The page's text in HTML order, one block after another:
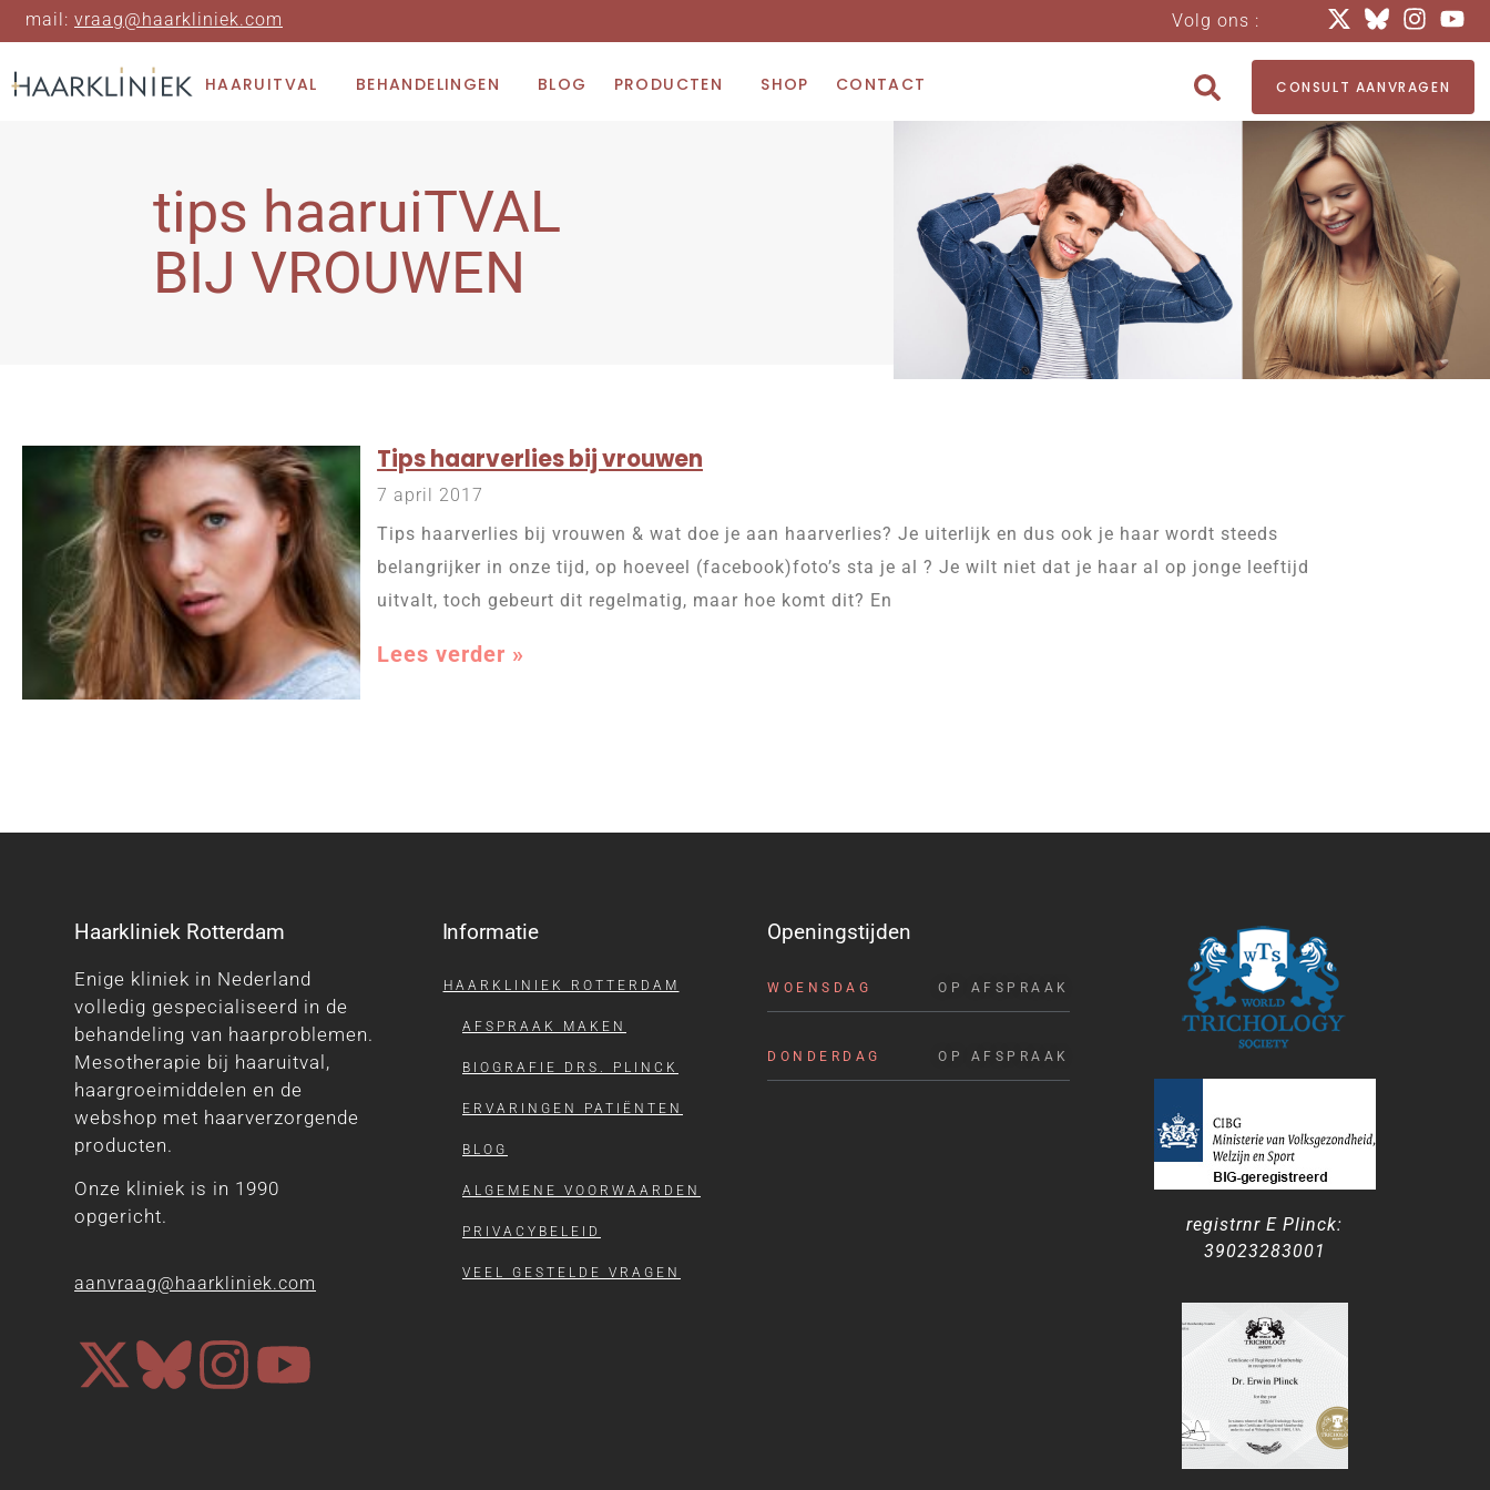
mail: vraag@haarkliniek.com Volg ons :
HAARUITVAL BEHANDELINGEN BLOG PRODUCTEN SHOP CONTACT CONSULT AANVRAGEN
tips haaruiTVAL
BIJ VROUWEN
Tips haarverlies bij vrouwen
7 april 2017
Tips haarverlies bij vrouwen & wat doe je aan haarverlies? Je uiterlijk en dus ook je haar wordt steeds
belangrijker in onze tijd, op hoeveel (facebook)foto’s sta je al ? Je wilt niet dat je haar al op jonge leeftijd
uitvalt, toch gebeurt dit regelmatig, maar hoe komt dit? En
Lees verder »
Haarkliniek Rotterdam
Enige kliniek in Nederland
volledig gespecialiseerd in de
behandeling van haarproblemen.
Mesotherapie bij haaruitval,
haargroeimiddelen en de
webshop met haarverzorgende
producten.
Onze kliniek is in 1990
opgericht.
aanvraag@haarkliniek.com
Informatie
HAARKLINIEK ROTTERDAM
AFSPRAAK MAKEN
BIOGRAFIE DRS. PLINCK
ERVARINGEN PATIËNTEN
BLOG
ALGEMENE VOORWAARDEN
PRIVACYBELEID
VEEL GESTELDE VRAGEN
Openingstijden
WOENSDAG
DONDERDAG
OP AFSPRAAK
OP AFSPRAAK
registrnr E Plinck:
39023283001